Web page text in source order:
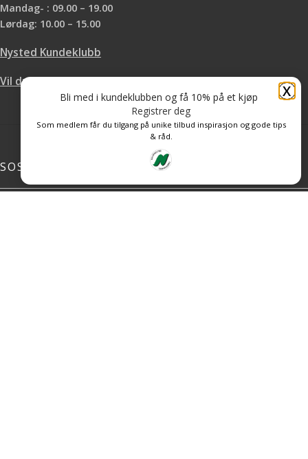
Mandag- : 09.00 – 19.00
Lørdag: 10.00 – 15.00
Nysted Kundeklubb
Vil du leie hos oss?
SOSIALE MEDIER
X
Bli med i kundeklubben og få 10% på et kjøp
Registrer deg
Som medlem får du tilgang på unike tilbud inspirasjon og gode tips
& råd.